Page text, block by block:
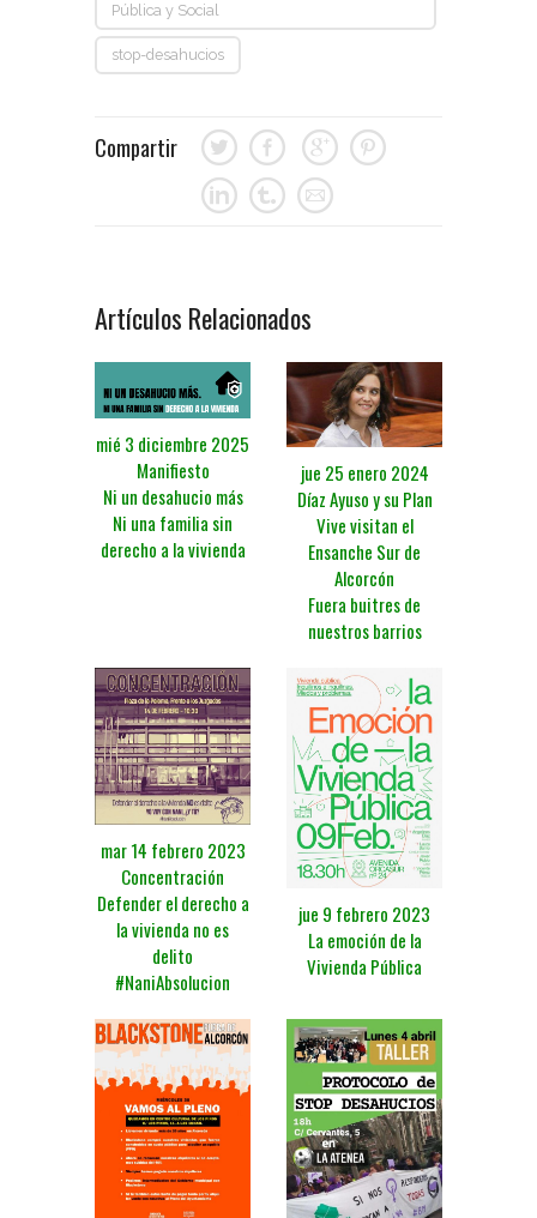
Pública y Social
stop-desahucios
Compartir
Artículos Relacionados
mié 3 diciembre 2025
Manifiesto
Ni un desahucio más
Ni una familia sin
derecho a la vivienda
jue 25 enero 2024
Díaz Ayuso y su Plan
Vive visitan el
Ensanche Sur de
Alcorcón
Fuera buitres de
nuestros barrios
mar 14 febrero 2023
Concentración
Defender el derecho a
la vivienda no es
delito
#NaniAbsolucion
jue 9 febrero 2023
La emoción de la
Vivienda Pública